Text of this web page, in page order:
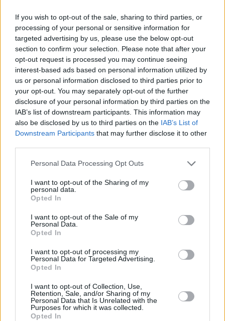
If you wish to opt-out of the sale, sharing to third parties, or
processing of your personal or sensitive information for
targeted advertising by us, please use the below opt-out
section to confirm your selection. Please note that after your
opt-out request is processed you may continue seeing
interest-based ads based on personal information utilized by
us or personal information disclosed to third parties prior to
your opt-out. You may separately opt-out of the further
disclosure of your personal information by third parties on the
IAB’s list of downstream participants. This information may
also be disclosed by us to third parties on the IAB’s List of
Downstream Participants that may further disclose it to other
Personal Data Processing Opt Outs
I want to opt-out of the Sharing of my
personal data.
Opted In
I want to opt-out of the Sale of my
Personal Data.
Opted In
I want to opt-out of processing my
Personal Data for Targeted Advertising.
Opted In
I want to opt-out of Collection, Use,
Retention, Sale, and/or Sharing of my
Personal Data that Is Unrelated with the
Purposes for which it was collected.
Opted In
Ο Νίκος Παππάς είπε ακόμα ότι η κυβέρνηση
Μητσοτάκη κάνει μία προσπάθεια να θολώσει τα τα
νερά. Και ότι δεν την απαλλάσσει από τις ευθύνες της
το γεγονός ότι ο ΣΥΡΙΖΑ είχε εγκαίρως -και εντός
και συγκεκριμένα με την εισαγγελική διάταξη που
μιλάει για τις ευθύνες Τριαντόπουλου. «Εμείς κάναμε
αυτό που οφείλαμε. Ήμασταν κάθε μέρα
ενημερωμένοι με τους αρμόδιους βουλευτές μας και
μιλήσαμε πάρα πολύ νωρίς για την προανακριτική